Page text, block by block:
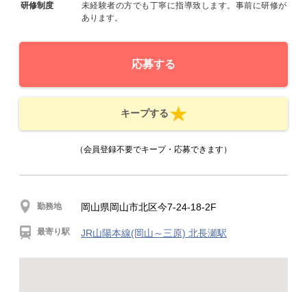
研修制度
未経験者の方でも丁寧に指導致します。事前に研修が
あります。
応募する
キープする
（会員登録不要でキープ・応募できます）
勤務地 岡山県岡山市北区今7-24-18-2F
最寄り駅 JR山陽本線(岡山～三原) 北長瀬駅